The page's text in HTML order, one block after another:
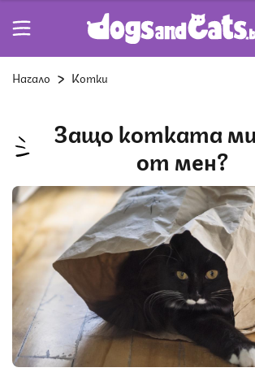
Начало Котки
Защо котката ми бяга
от мен?